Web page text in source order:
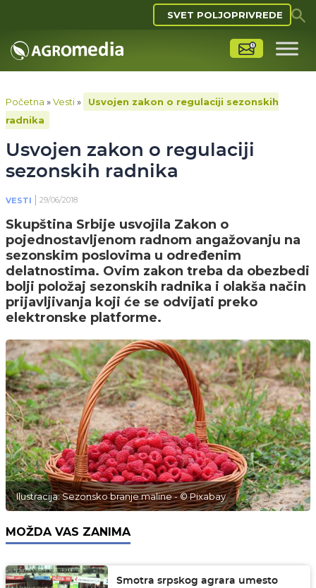
SVET POLJOPRIVREDE
Početna »Vesti»
Usvojen zakon o regulaciji sezonskih
radnika
Usvojen zakon o regulaciji
sezonskih radnika
VESTI 29/06/2018
Skupština Srbije usvojila Zakon o
pojednostavljenom radnom angažovanju na
sezonskim poslovima u određenim
delatnostima. Ovim zakon treba da obezbedi
bolji položaj sezonskih radnika i olakša način
prijavljivanja koji će se odvijati preko
elektronske platforme.
Ilustracija: Sezonsko branje maline - © Pixabay
MOŽDA VAS ZANIMA
Smotra srpskog agrara umesto